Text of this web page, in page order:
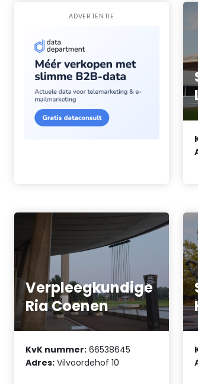
ADVERTENTIE
Verpleegkundige
Ria Coenen
KvK nummer: 66538645
Adres: Vilvoordehof 10